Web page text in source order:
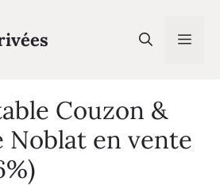
Couzon &
Noblat en vente